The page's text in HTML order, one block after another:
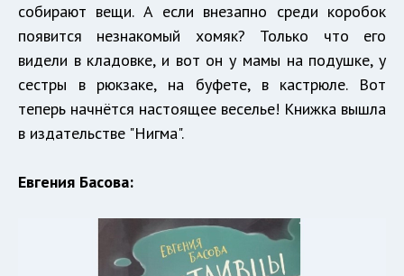
собирают вещи. А если внезапно среди коробок
появится незнакомый хомяк? Только что его
видели в кладовке, и вот он у мамы на подушке, у
сестры в рюкзаке, на буфете, в кастрюле. Вот
теперь начнётся настоящее веселье! Книжка вышла
в издательстве "Нигма".
Евгения Басова: